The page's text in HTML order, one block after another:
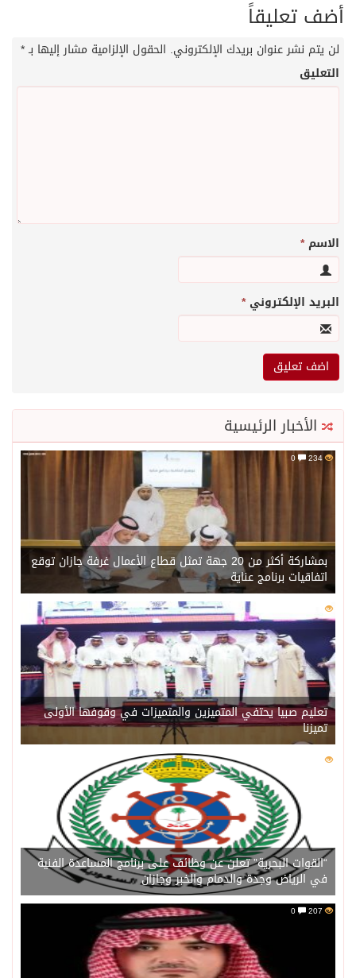
أضف تعليقاً
لن يتم نشر عنوان بريدك الإلكتروني. الحقول الإلزامية مشار إليها بـ*
التعليق
الاسم*
البريد الإلكتروني*
الأخبار الرئيسية
234
بمشاركة أكثر من 20 جهة تمثل قطاع الأعمال غرفة جازان توقع
اتفاقيات برنامج عناية
217
تعليم صبيا يحتفي المتميزين والمتميزات في وقوفها الأولى
تميزنا
211
“القوات البحرية” تعلن عن وظائف على برنامج المساعدة الفنية
في الرياض وجدة والدمام والخبر وجازان
207